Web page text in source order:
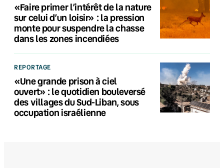
«Faire primer l’intérêt de la nature
sur celui d’un loisir» : la pression
monte pour suspendre la chasse
dans les zones incendiées
REPORTAGE
«Une grande prison à ciel
ouvert» : le quotidien bouleversé
des villages du Sud-Liban, sous
occupation israélienne